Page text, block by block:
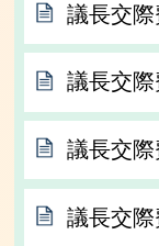
議長交際
議長交際
議長交際
議長交際